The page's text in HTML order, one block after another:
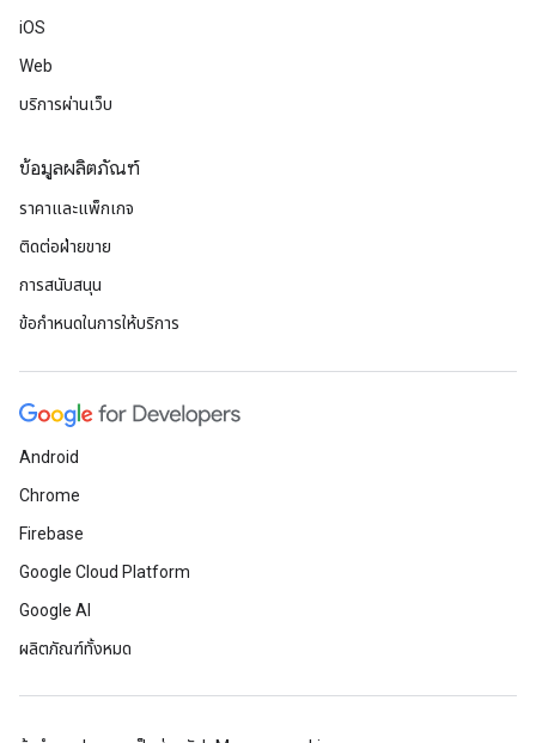
iOS
Web
บริการผ่านเว็บ
ข้อมูลผลิตภัณฑ์
ราคาและแพ็กเกจ
ติดต่อฝ่ายขาย
การสนับสนุน
ข้อกำหนดในการให้บริการ
Android
Chrome
Firebase
Google Cloud Platform
Google AI
ผลิตภัณฑ์ทั้งหมด